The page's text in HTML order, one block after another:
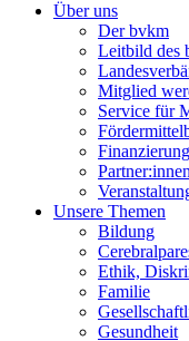
Über uns
Der bvkm
Leitbild des
Mitglied
Service für
Unsere Themen
Bildung
Ethik,
Familie
Gesundheit